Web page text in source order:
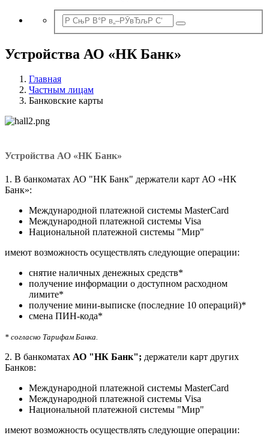
Устройства АО «НК Банк»
Главная
Частным лицам
Банковские карты
Устройства АО «НК Банк»
1. В банкоматах АО "НК Банк" держатели карт АО «НК
Банк»:
Международной платежной системы MasterCard
Международной платежной системы Visa
Национальной платежной системы "Мир"
имеют возможность осуществлять следующие операции:
снятие наличных денежных средств*
получение информации о доступном расходном
лимите*
получение мини-выписке (последние 10 операций)*
смена ПИН-кода*
* согласно Тарифам Банка.
2. В банкоматах АО "НК Банк"; держатели карт других
Банков:
Международной платежной системы MasterCard
Международной платежной системы Visa
Национальной платежной системы "Мир"
имеют возможность осуществлять следующие операции: